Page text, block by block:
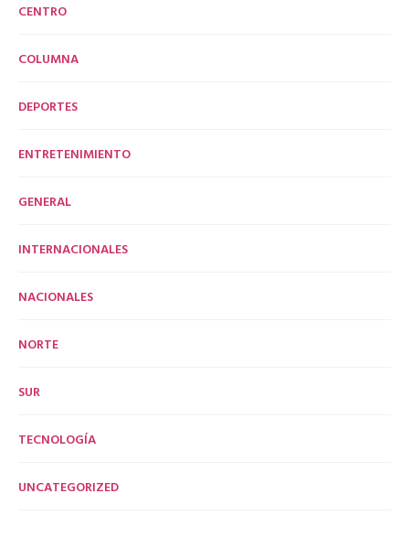
CENTRO
COLUMNA
DEPORTES
ENTRETENIMIENTO
GENERAL
INTERNACIONALES
NACIONALES
NORTE
SUR
TECNOLOGÍA
UNCATEGORIZED